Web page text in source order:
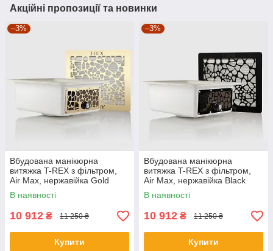
Акційні пропозиції та новинки
–3%
Вбудована манікюрна
витяжка T-REX з фільтром,
Air Max, нержавійка Gold
В наявності
10 912 ₴ 11 250 ₴
Купити
–3%
Вбудована манікюрна
витяжка T-REX з фільтром,
Air Max, нержавійка Black
В наявності
10 912 ₴ 11 250 ₴
Купити